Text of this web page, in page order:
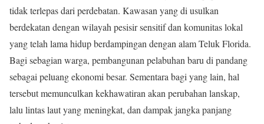
tidak terlepas dari perdebatan. Kawasan yang di usulkan
berdekatan dengan wilayah pesisir sensitif dan komunitas lokal
yang telah lama hidup berdampingan dengan alam Teluk Florida.
Bagi sebagian warga, pembangunan pelabuhan baru di pandang
sebagai peluang ekonomi besar. Sementara bagi yang lain, hal
tersebut memunculkan kekhawatiran akan perubahan lanskap,
lalu lintas laut yang meningkat, dan dampak jangka panjang